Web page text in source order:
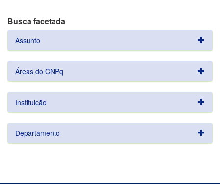
Busca facetada
Assunto
Áreas do CNPq
Instituição
Departamento